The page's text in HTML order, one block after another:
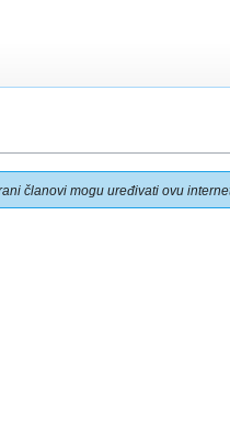
članovi mogu uređivati ovu